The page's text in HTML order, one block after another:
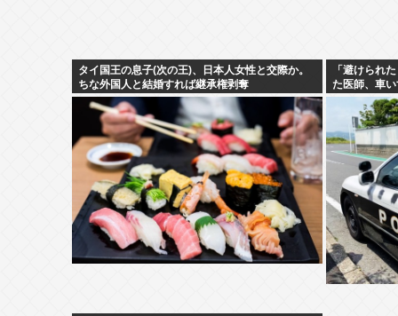
タイ国王の息子(次の王)、日本人女性と交際か。
ちな外国人と結婚すれば継承権剥奪
「避けられ
た医師、車